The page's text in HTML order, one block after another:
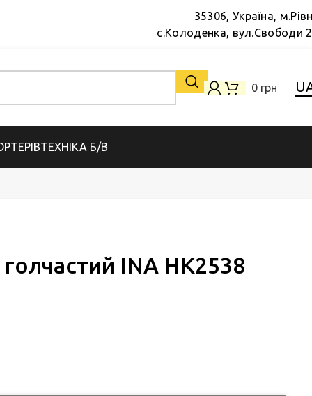
35306, Україна,
с.Колоденка, вул.Свободи
0 грн
ТЕХНІКА Б/В
INA HK2538